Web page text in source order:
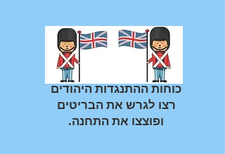
כוחות ההתנגדות היהודים
רצו לגרש את הבריטים
.ופוצצו את התחנה